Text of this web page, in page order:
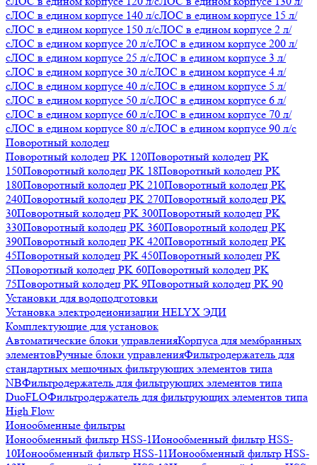
сЛОС в едином корпусе 140 л/сЛОС в едином корпусе 15 л/
сЛОС в едином корпусе 150 л/сЛОС в едином корпусе 2 л/
сЛОС в едином корпусе 20 л/сЛОС в едином корпусе 200 л/
сЛОС в едином корпусе 25 л/сЛОС в едином корпусе 3 л/
сЛОС в едином корпусе 30 л/сЛОС в едином корпусе 4 л/
сЛОС в едином корпусе 40 л/сЛОС в едином корпусе 5 л/
сЛОС в едином корпусе 50 л/сЛОС в едином корпусе 6 л/
сЛОС в едином корпусе 60 л/сЛОС в едином корпусе 70 л/
сЛОС в едином корпусе 80 л/сЛОС в едином корпусе 90 л/с
Поворотный колодец
Поворотный колодец PK 120Поворотный колодец PK
150Поворотный колодец PK 18Поворотный колодец PK
180Поворотный колодец PK 210Поворотный колодец PK
240Поворотный колодец PK 270Поворотный колодец PK
30Поворотный колодец PK 300Поворотный колодец PK
330Поворотный колодец PK 360Поворотный колодец PK
390Поворотный колодец PK 420Поворотный колодец PK
45Поворотный колодец PK 450Поворотный колодец PK
5Поворотный колодец PK 60Поворотный колодец PK
75Поворотный колодец PK 9Поворотный колодец PK 90
Установки для водоподготовки
Установка электродеионизации HELYX ЭДИ
Комплектующие для установок
Автоматические блоки управленияКорпуса для мембранных
элементовРучные блоки управленияФильтродержатель для
стандартных мешочных фильтрующих элементов типа
NBФильтродержатель для фильтрующих элементов типа
DuoFLOФильтродержатель для фильтрующих элементов типа
High Flow
Ионообменные фильтры
Ионообменный фильтр HSS-1Ионообменный фильтр HSS-
10Ионообменный фильтр HSS-11Ионообменный фильтр HSS-